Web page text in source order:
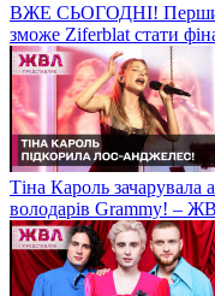
ВЖЕ СЬОГОДНІ!
зможе Ziferblat стати
Тіна Кароль зачарувала
володарів Grammy! –